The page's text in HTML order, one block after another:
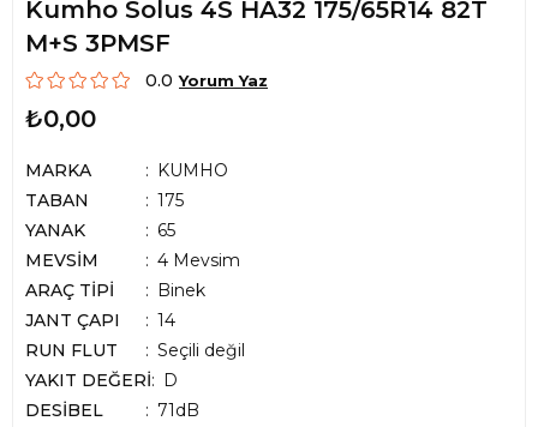
Kumho Solus 4S HA32 175/65R14 82T
M+S 3PMSF
0.0 Yorum Yaz
₺0,00
MARKA
KUMHO
TABAN
175
YANAK
65
MEVSİM
4 Mevsim
ARAÇ TİPİ
Binek
JANT ÇAPI
14
RUN FLUT
Seçili değil
YAKIT DEĞERİ
D
DESİBEL
71dB